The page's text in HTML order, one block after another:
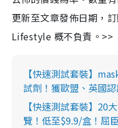
更新至文章發佈日期，
Lifestyle 概不負責。>>
【快速測試套裝】
試劑！獲歐盟、英國
【快速測試套裝】20
覽！低至$9.9/盒！屈